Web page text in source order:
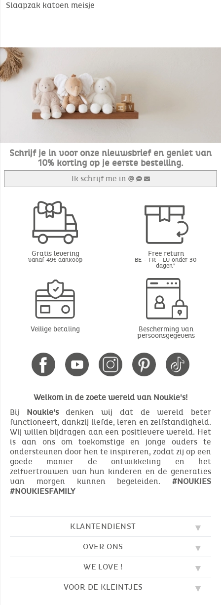
Slaapzak katoen meisje
Schrijf je in voor onze nieuwsbrief en geniet van
10% korting op je eerste bestelling.
Ik schrijf me in
Gratis levering
vanaf 49€ aankoop
Free return
BE - FR - LU onder 30
dagen*
Veilige betaling Bescherming van
persoonsgegevens
Welkom in de zoete wereld van Noukie's!
Bij Noukie’sdenken wij dat de wereld beter
functioneert, dankzij liefde, leren en zelfstandigheid.
Wij willen bijdragen aan een positievere wereld. Het
is aan ons om toekomstige en jonge ouders te
ondersteunen door hen te inspireren, zodat zij op een
goede manier de ontwikkeling en het
zelfvertrouwen van hun kinderen en de generaties
van morgen kunnen begeleiden. #NOUKIES
#NOUKIESFAMILY
KLANTENDIENST
FAQ
CONTACTEER ONS
AVV
OVER ONS
ONZE WAARDEN
ONS VERHAAL
WE LOVE !
BORDUURWERK
VOOR DE KLEINTJES